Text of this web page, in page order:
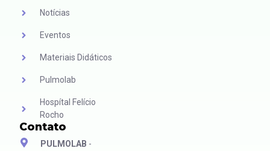
Notícias
Eventos
Materiais Didáticos
Pulmolab
Hospítal Felício
Rocho
Contato
PULMOLAB -